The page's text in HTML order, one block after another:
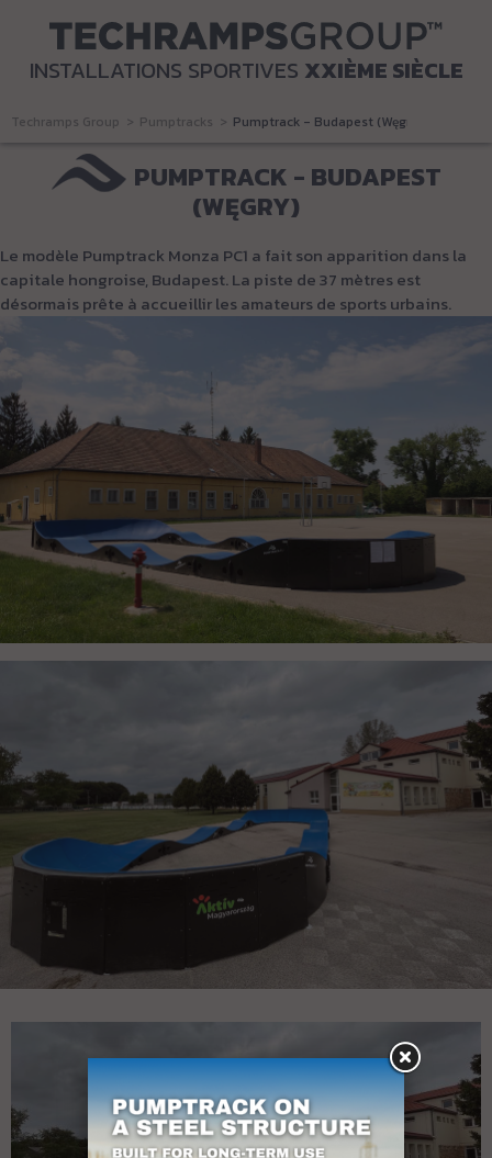
INSTALLATIONS SPORTIVES XXIÈME SIÈCLE
Techramps Group Pumptracks Pumptrack - Budapest (Węgry)
PUMPTRACK - BUDAPEST
(WĘGRY)
Le modèle Pumptrack Monza PC1 a fait son apparition dans la
capitale hongroise, Budapest. La piste de 37 mètres est
désormais prête à accueillir les amateurs de sports urbains.